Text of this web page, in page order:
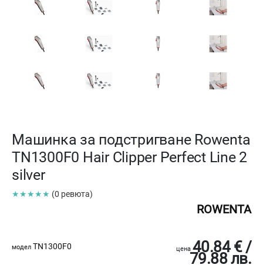
Машинка за подстригване Rowenta
TN1300F0 Hair Clipper Perfect Line 2
silver
★★★★★ (0 ревюта)
ROWENTA
модел TN1300F0 цена 40.84 € /
79.88 лв.